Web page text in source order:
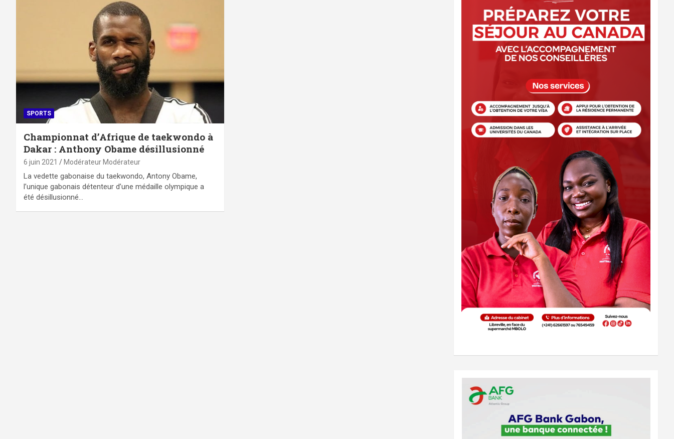
SPORTS
Championnat d’Afrique de taekwondo à
Dakar : Anthony Obame désillusionné
6 juin 2021 Modérateur Modérateur
La vedette gabonaise du taekwondo, Antony Obame,
l’unique gabonais détenteur d’une médaille olympique a
été désillusionné…